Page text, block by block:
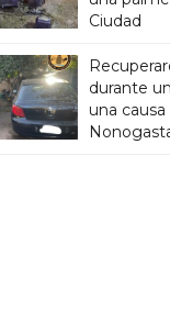
Ciudad
durante
una